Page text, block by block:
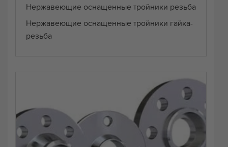
Нержавеющие оснащенные тройники резьба
Нержавеющие оснащенные тройники гайка-
резьба